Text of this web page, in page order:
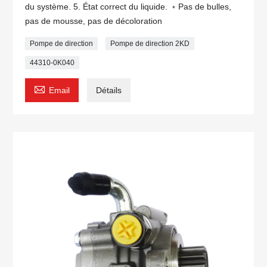
du système. 5. État correct du liquide. ﹡Pas de bulles,
pas de mousse, pas de décoloration
Pompe de direction Pompe de direction 2KD
44310-0K040
 Email Détails